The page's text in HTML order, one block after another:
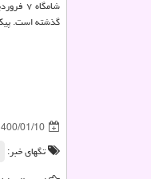
گذشته است.
01/10
تگهای خبر: